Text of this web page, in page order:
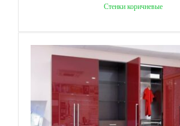
Стенки коричневые